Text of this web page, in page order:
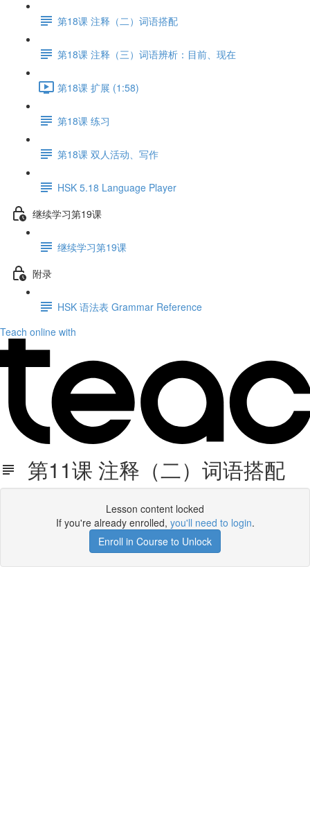
第18课 注释（二）词语搭配
第18课 注释（三）词语辨析：目前、现在
第18课 扩展 (1:58)
第18课 练习
第18课 双人活动、写作
HSK 5.18 Language Player
继续学习第19课
继续学习第19课
附录
HSK 语法表 Grammar Reference
Teach online with
第11课 注释（二）词语搭配
Lesson content locked
If you're already enrolled, you'll need to login.
Enroll in Course to Unlock